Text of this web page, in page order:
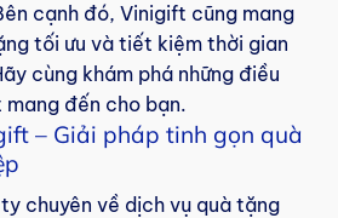
cạnh đó, Vinigift cũng mang
tối ưu và tiết kiệm thời gian
cùng khám phá những điều
đến cho bạn.
– Giải pháp tinh gọn quà
chuyên về dịch vụ quà tặng